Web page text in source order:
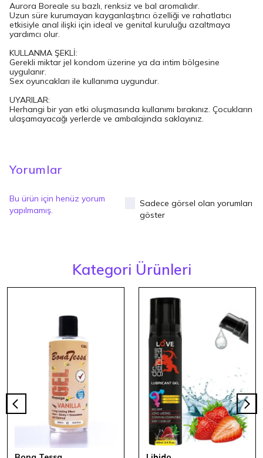
Aurora Boreale su bazlı, renksiz ve bal aromalıdır.
Uzun süre kurumayan kayganlaştırıcı özelliği ve rahatlatıcı
etkisiyle anal ilişki için ideal ve genital kuruluğu azaltmaya
yardımcı olur.
KULLANMA ŞEKLİ:
Gerekli miktar jel kondom üzerine ya da intim bölgesine
uygulanır.
Sex oyuncakları ile kullanıma uygundur.
UYARILAR:
Herhangi bir yan etki oluşmasında kullanımı bırakınız. Çocukların
ulaşamayacağı yerlerde ve ambalajında saklayınız.
Yorumlar
Bu ürün için henüz yorum
yapılmamış.
Sadece görsel olan yorumları
göster
Kategori Ürünleri